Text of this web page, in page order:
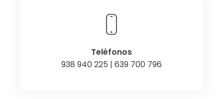
Teléfonos
938 940 225 | 639 700 796